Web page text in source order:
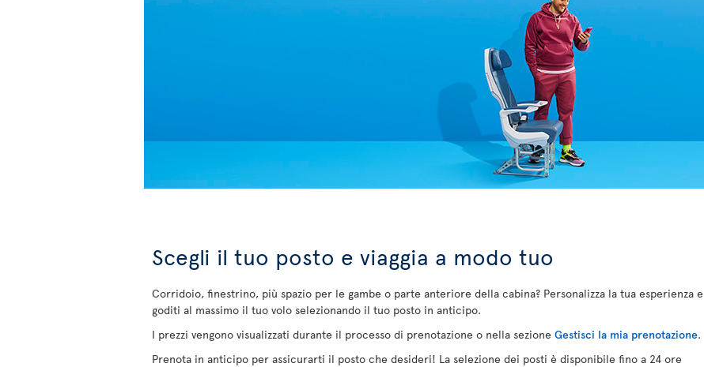
Scegli il tuo posto e viaggia a modo tuo
Corridoio, finestrino, più spazio per le gambe o parte anteriore della cabina? Personalizza la tua esperienza e
goditi al massimo il tuo volo selezionando il tuo posto in anticipo.
I prezzi vengono visualizzati durante il processo di prenotazione o nella sezione Gestisci la mia prenotazione.
Prenota in anticipo per assicurarti il posto che desideri! La selezione dei posti è disponibile fino a 24 ore